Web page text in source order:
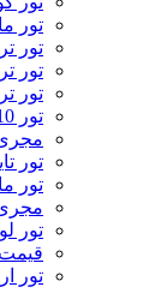
تور
تور
تور
تور
تور 10 روزه مالزی سنگاپور
تور
تور
مجری
تور
قیمت
تور